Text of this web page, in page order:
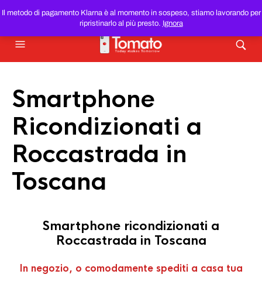
Il metodo di pagamento Klarna è al momento in sospeso, stiamo lavorando per
ripristinarlo al più presto. Ignora
SMARTPHONE E TABLET RICONDIZIONATIAL MIGLIOR
PREZZO DEL WEB!
Smartphone
Ricondizionati a
Roccastrada in
Toscana
Smartphone ricondizionati a
Roccastrada in Toscana
In negozio, o comodamente spediti a casa tua